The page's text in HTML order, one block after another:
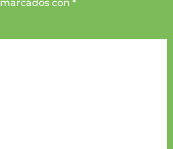
marcados con *